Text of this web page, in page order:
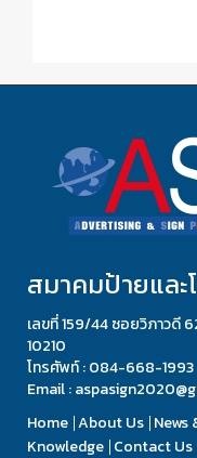
สมาคมป้ายแล
เลขที่ 159/44 ซอยวิภาวดี
10210
โทรศัพท์ : 084-668-1993
Email :
Home About Us News
Knowledge Contact Us